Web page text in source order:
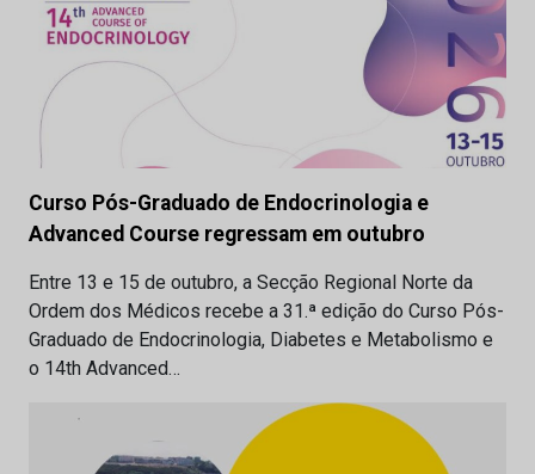
Curso Pós-Graduado de Endocrinologia e
Advanced Course regressam em outubro
Entre 13 e 15 de outubro, a Secção Regional Norte da
Ordem dos Médicos recebe a 31.ª edição do Curso Pós-
Graduado de Endocrinologia, Diabetes e Metabolismo e
o 14th Advanced…